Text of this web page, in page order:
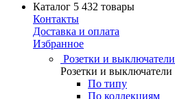
Каталог 5 432 товары
Контакты
Доставка и оплата
Избранное
Розетки и выключатели
Розетки и выключатели
По типу
По коллекциям